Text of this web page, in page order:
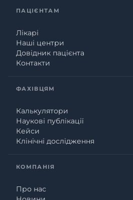
ПАЦІЄНТАМ
Лікарі
Наші центри
Довідник пацієнта
Контакти
ФАХІВЦЯМ
Калькулятори
Наукові публікації
Кейси
Клінічні дослідження
КОМПАНІЯ
Про нас